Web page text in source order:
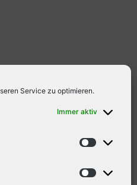
Service zu optimieren.
Immer aktiv